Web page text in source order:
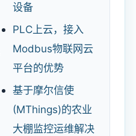
设备
PLC上云，接入
Modbus物联网云
平台的优势
基于摩尔信使
(MThings)的农业
大棚监控运维解决